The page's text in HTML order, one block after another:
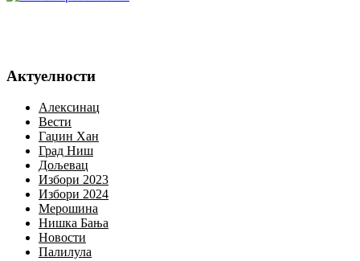
Актуелности
Алексинац
Вести
Гаџин Хан
Град Ниш
Дољевац
Избори 2023
Избори 2024
Мерошина
Нишка Бања
Новости
Палилула